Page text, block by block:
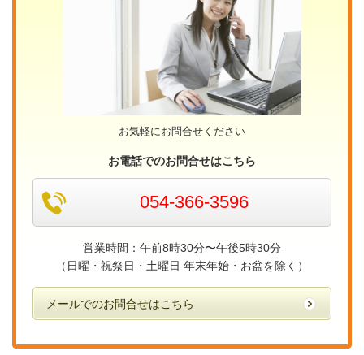
お気軽にお問合せください
お電話でのお問合せはこちら
054-366-3596
営業時間：午前8時30分〜午後5時30分
（日曜・祝祭日・土曜日 年末年始・お盆を除く）
メールでのお問合せはこちら